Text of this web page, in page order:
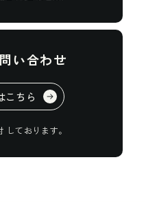
問い合わせ
こ ち ら
してお り ます。